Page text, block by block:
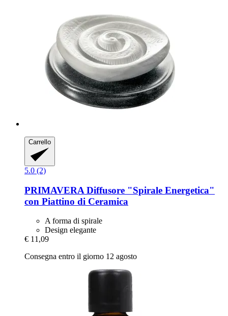
Carrello
5.0 (2)
PRIMAVERA Diffusore "Spirale Energetica"
con Piattino di Ceramica
A forma di spirale
Design elegante
€ 11,09
Consegna entro il giorno 12 agosto